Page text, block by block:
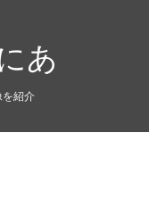
あ
を紹介